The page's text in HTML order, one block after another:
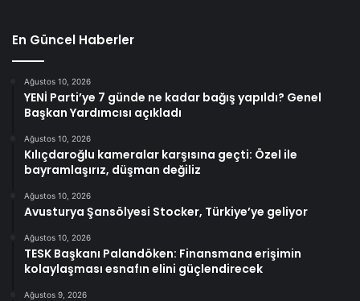
En Güncel Haberler
Ağustos 10, 2026
YENİ Parti’ye 7 günde ne kadar bağış yapıldı? Genel
Başkan Yardımcısı açıkladı
Ağustos 10, 2026
Kılıçdaroğlu kameralar karşısına geçti: Özel ile
bayramlaşırız, düşman değiliz
Ağustos 10, 2026
Avusturya Şansölyesi Stocker, Türkiye’ye geliyor
Ağustos 10, 2026
TESK Başkanı Palandöken: Finansmana erişimin
kolaylaşması esnafın elini güçlendirecek
Ağustos 9, 2026